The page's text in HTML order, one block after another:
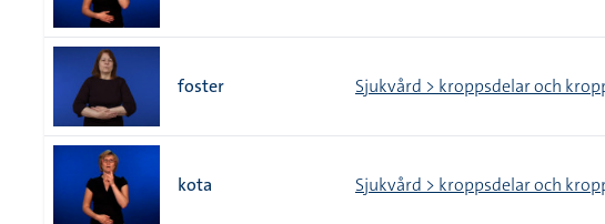
foster Sjukvård > kroppsdelar och
kota Sjukvård > kroppsdelar och